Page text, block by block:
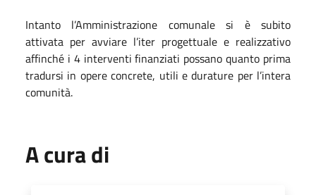
Intanto l’Amministrazione comunale si è subito
attivata per avviare l’iter progettuale e realizzativo
affinché i 4 interventi finanziati possano quanto prima
tradursi in opere concrete, utili e durature per l’intera
comunità.
A cura di